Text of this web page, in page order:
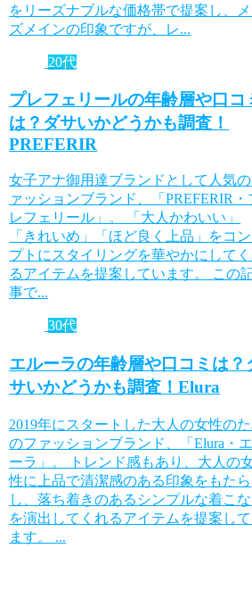
をリーズナブルな価格帯で提案し、
ズメインの印象ですが、レ...
20代
プレフェリールの年齢層や口コ
は？ダサいかどうかも調査！
PREFERIR
女子アナ御用達ブランドとして人気の
ァッションブランド、「PREFERIR・
レフェリール」。 「大人かわいい」
「きれいめ」「ほど良く上品」をコ
プトにスタイリングを華やかにして
るアイテムを提案しています。 この
事で...
30代
エルーラの年齢層や口コミは？
サいかどうかも調査！Elura
2019年にスタートした大人の女性の
のファッションブランド、「Elura・
ーラ」。 トレンド感もあり、大人の
性に上品で清潔感のある印象をもたら
し、落ち着きのあるシンプルな着こ
を演出してくれるアイテムを提案し
ます。 ...